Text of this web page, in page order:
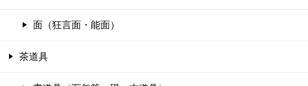
面（狂言面・能面）
茶道具